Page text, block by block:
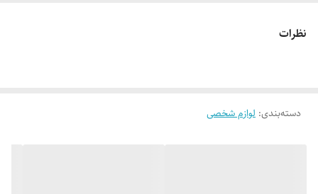
نظرات
دسته‌بندی: لوازم شخصی